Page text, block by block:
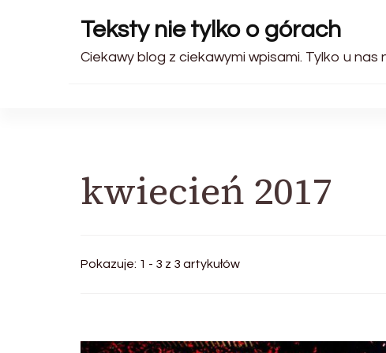
Teksty nie tylko o górach
Ciekawy blog z ciekawymi wpisami. Tylko u nas
kwiecień 2017
Pokazuje: 1 - 3 z 3 artykułów